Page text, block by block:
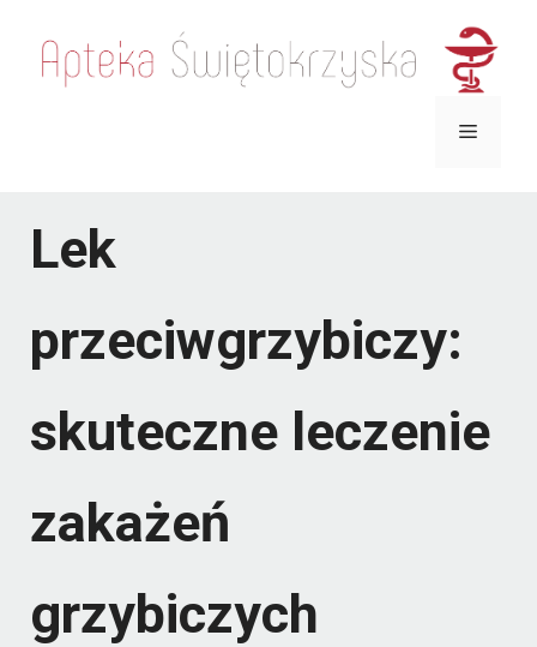
Menu
Lek
przeciwgrzybiczy:
skuteczne leczenie
zakażeń
grzybiczych